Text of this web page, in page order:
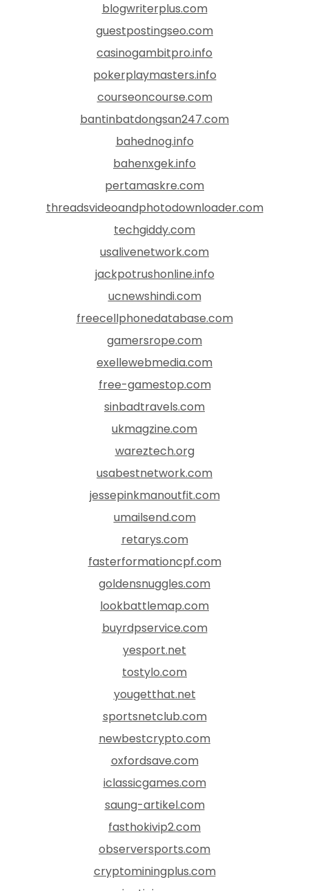
blogwriterplus.com
guestpostingseo.com
casinogambitpro.info
pokerplaymasters.info
courseoncourse.com
bantinbatdongsan247.com
bahednog.info
bahenxgek.info
pertamaskre.com
threadsvideoandphotodownloader.com
techgiddy.com
usalivenetwork.com
jackpotrushonline.info
ucnewshindi.com
freecellphonedatabase.com
gamersrope.com
exellewebmedia.com
free-gamestop.com
sinbadtravels.com
ukmagzine.com
wareztech.org
usabestnetwork.com
jessepinkmanoutfit.com
umailsend.com
retarys.com
fasterformationcpf.com
goldensnuggles.com
lookbattlemap.com
buyrdpservice.com
yesport.net
tostylo.com
yougetthat.net
sportsnetclub.com
newbestcrypto.com
oxfordsave.com
iclassicgames.com
saung-artikel.com
fasthokivip2.com
observersports.com
cryptominingplus.com